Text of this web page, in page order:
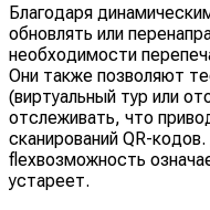
Благодаря
обновлять или
необходимости
Они также позволяют
(виртуальный тур или
отслеживать, что
сканирований QR-
flexвозможность
устареет.